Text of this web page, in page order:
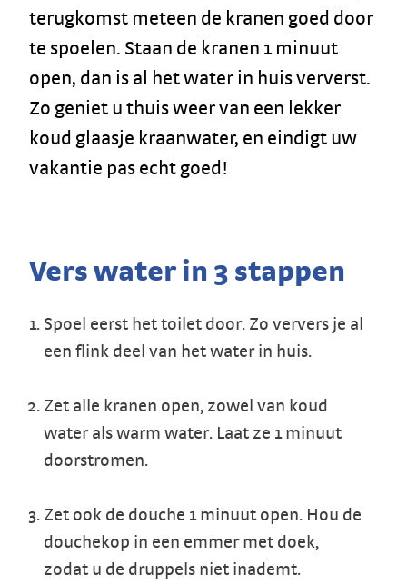
terugkomst meteen de kranen goed door
te spoelen. Staan de kranen 1 minuut
open, dan is al het water in huis ververst.
Zo geniet u thuis weer van een lekker
koud glaasje kraanwater, en eindigt uw
vakantie pas echt goed!
Vers water in 3 stappen
Spoel eerst het toilet door. Zo ververs je al
een flink deel van het water in huis.
Zet alle kranen open, zowel van koud
water als warm water. Laat ze 1 minuut
doorstromen.
Zet ook de douche 1 minuut open. Hou de
douchekop in een emmer met doek,
zodat u de druppels niet inademt.